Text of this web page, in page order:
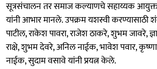
सूत्रसंचालन तर समाज कल्याणचे सहाय्यक
यांनी आभार मानले. उपक्रम यशस्वी
पाटील, राकेश पावरा, राजेश ठाकरे, शुभम जावरे,
राक्षे, शुभम देवरे, अनिल नाईक, भावेश पवार,
नाईक, सुदाम वसावे यांनी प्रयत्न केले.